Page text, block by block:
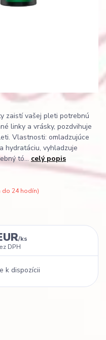
zaistí vašej pleti potrebnú
linky a vrásky, pozdvihuje
Vlastnosti: omladzujúce
hydratáciu, vyhladzuje
tó... celý popis
24 hodín)
/ks
DPH
k dispozícii